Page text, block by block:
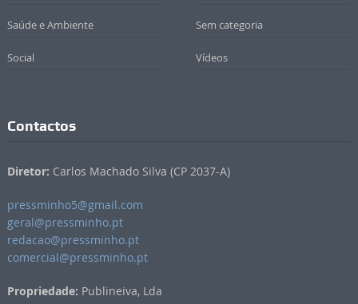
Saúde e Ambiente Sem categoria
Social Vídeos
Contactos
Diretor: Carlos Machado Silva (CP 2037-A)
pressminho5@gmail.com
geral@pressminho.pt
redacao@pressminho.pt
comercial@pressminho.pt
Propriedade: Publineiva, Lda